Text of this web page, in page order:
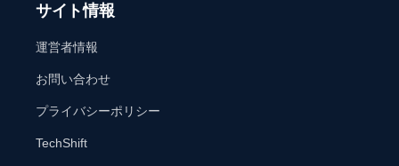
サイト情報
運営者情報
お問い合わせ
プライバシーポリシー
TechShift